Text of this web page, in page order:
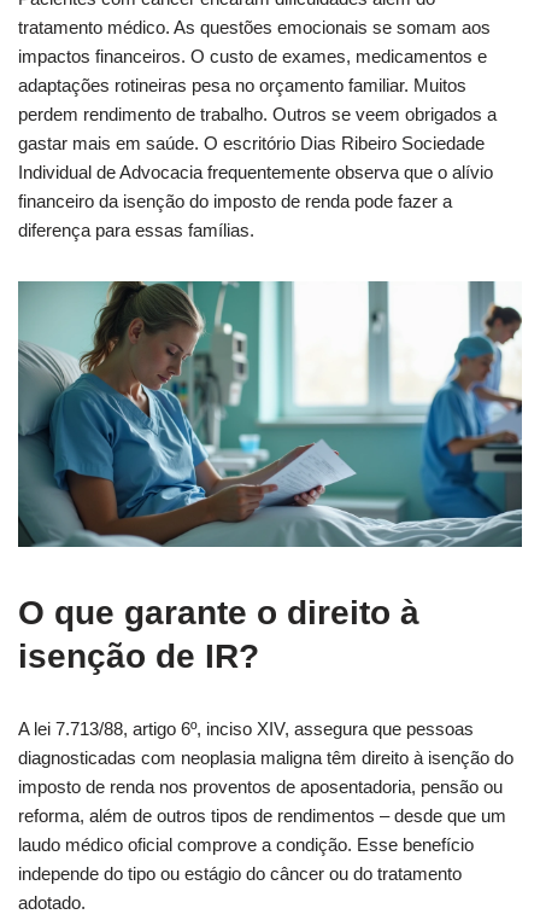
tratamento médico. As questões emocionais se somam aos
impactos financeiros. O custo de exames, medicamentos e
adaptações rotineiras pesa no orçamento familiar. Muitos
perdem rendimento de trabalho. Outros se veem obrigados a
gastar mais em saúde. O escritório Dias Ribeiro Sociedade
Individual de Advocacia frequentemente observa que o alívio
financeiro da isenção do imposto de renda pode fazer a
diferença para essas famílias.
O que garante o direito à
isenção de IR?
A lei 7.713/88, artigo 6º, inciso XIV, assegura que pessoas
diagnosticadas com neoplasia maligna têm direito à isenção do
imposto de renda nos proventos de aposentadoria, pensão ou
reforma, além de outros tipos de rendimentos – desde que um
laudo médico oficial comprove a condição. Esse benefício
independe do tipo ou estágio do câncer ou do tratamento
adotado.